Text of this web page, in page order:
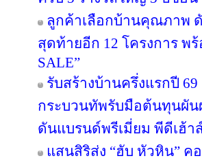
ลูกค้าเลือกบ้านคุณภาพ ดั
สุดท้ายอีก 12 โครงการ พ
SALE”
รับสร้างบ้านครึ่งแรกปี
กระบวนทัพรับมือต้นทุนผัน
ดันแบรนด์พรีเมี่ยม พีดีเฮ้า
แสนสิริส่ง “ฮับ หัวหิน” ค